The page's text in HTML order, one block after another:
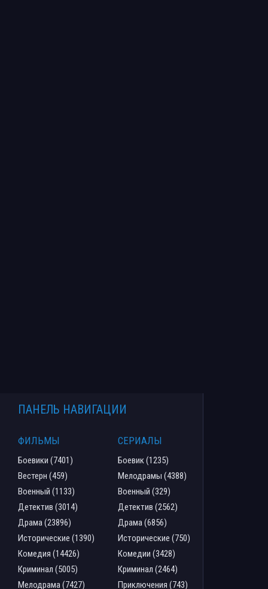
ПАНЕЛЬ НАВИГАЦИИ
ФИЛЬМЫ
Боевики (7401)
Вестерн (459)
Военный (1133)
Детектив (3014)
Драма (23896)
Исторические (1390)
Комедия (14426)
Криминал (5005)
Мелодрама (7427)
СЕРИАЛЫ
Боевик (1235)
Мелодрамы (4388)
Военный (329)
Детектив (2562)
Драма (6856)
Исторические (750)
Комедии (3428)
Криминал (2464)
Приключения (743)